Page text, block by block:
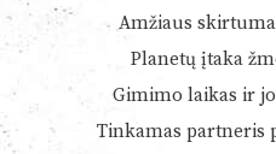
Amžiaus
Planetų įtaka
Gimimo laikas ir
Tinkamas partneris